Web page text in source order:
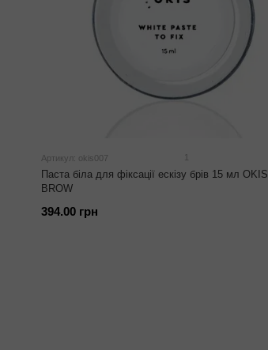
Артикул: okis007
Паста біла для фіксації ескізу брів 15 мл OKIS
BROW
394.00 грн